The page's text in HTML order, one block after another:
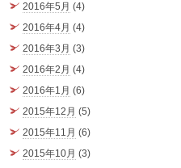
2016年5月 (4)
2016年4月 (4)
2016年3月 (3)
2016年2月 (4)
2016年1月 (6)
2015年12月 (5)
2015年11月 (6)
2015年10月 (3)